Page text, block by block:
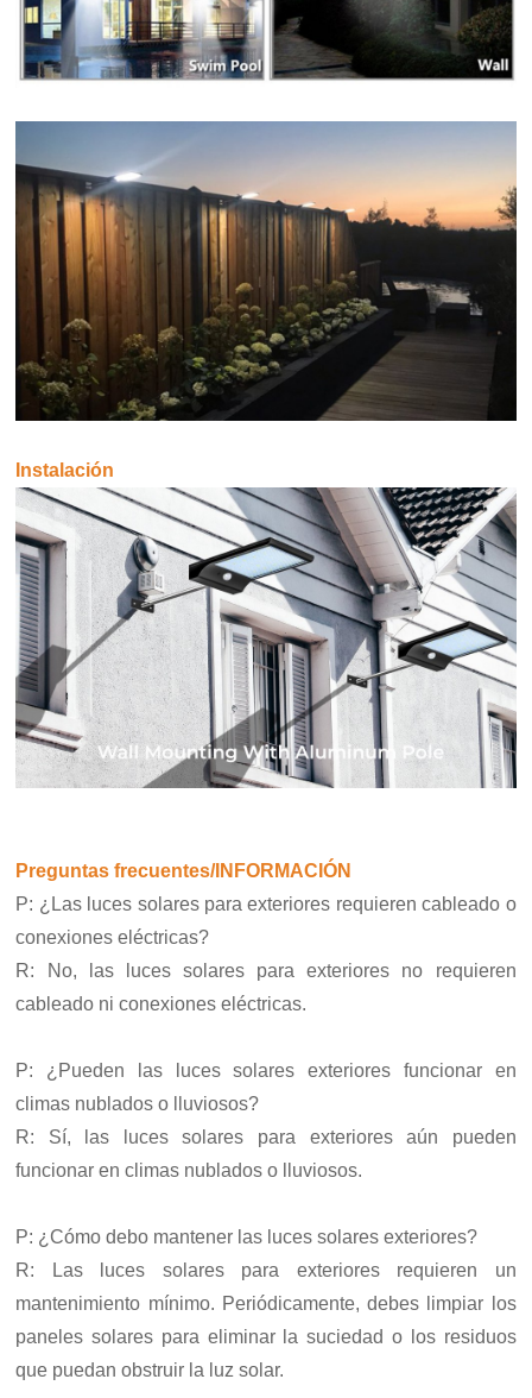
Instalación
Preguntas frecuentes/INFORMACIÓN
P: ¿Las luces solares para exteriores requieren cableado o
conexiones eléctricas?
R: No, las luces solares para exteriores no requieren
cableado ni conexiones eléctricas.
P: ¿Pueden las luces solares exteriores funcionar en
climas nublados o lluviosos?
R: Sí, las luces solares para exteriores aún pueden
funcionar en climas nublados o lluviosos.
P: ¿Cómo debo mantener las luces solares exteriores?
R: Las luces solares para exteriores requieren un
mantenimiento mínimo. Periódicamente, debes limpiar los
paneles solares para eliminar la suciedad o los residuos
que puedan obstruir la luz solar.